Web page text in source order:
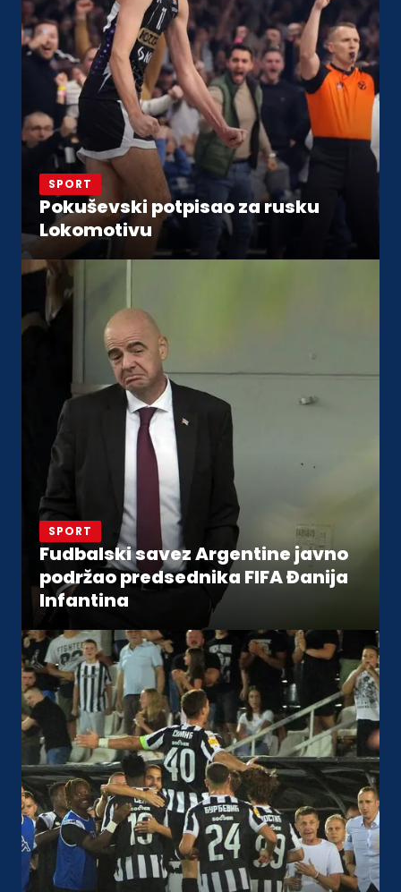
SPORT
Pokuševski potpisao za rusku
Lokomotivu
SPORT
Fudbalski savez Argentine javno
podržao predsednika FIFA Đanija
Infantina